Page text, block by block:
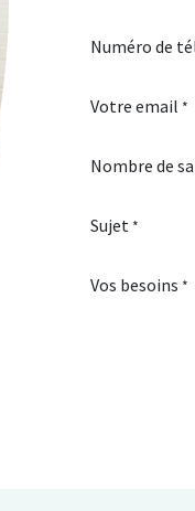
Numéro de
Votre email *
Nombre de
Sujet *
Vos besoins *